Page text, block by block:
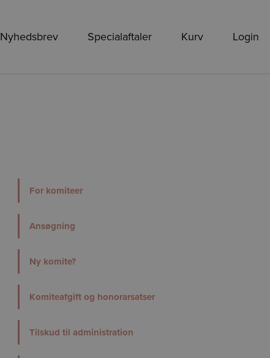
Nyhedsbrev Specialaftaler Kurv Login
For komiteer
Ansøgning
Ny komite?
Komiteafgift og honorarsatser
Tilskud til administration